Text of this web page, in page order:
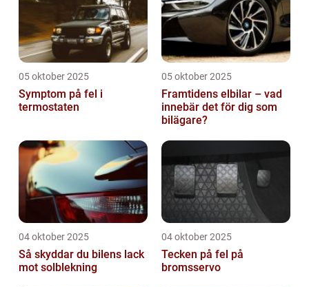
05 oktober 2025
Symptom på fel i
termostaten
05 oktober 2025
Framtidens elbilar – vad
innebär det för dig som
bilägare?
04 oktober 2025
Så skyddar du bilens lack
mot solblekning
04 oktober 2025
Tecken på fel på
bromsservo